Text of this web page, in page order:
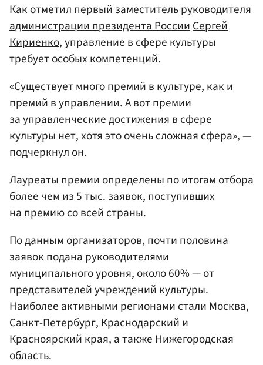
Как отметил первый заместитель руководителя
администрации президента России Сергей
Кириенко, управление в сфере культуры
требует особых компетенций.
«Существует много премий в культуре, как и
премий в управлении. А вот премии
за управленческие достижения в сфере
культуры нет, хотя это очень сложная сфера», —
подчеркнул он.
Лауреаты премии определены по итогам отбора
более чем из 5 тыс. заявок, поступивших
на премию со всей страны.
По данным организаторов, почти половина
заявок подана руководителями
муниципального уровня, около 60% — от
представителей учреждений культуры.
Наиболее активными регионами стали Москва,
Санкт-Петербург, Краснодарский и
Красноярский края, а также Нижегородская
область.